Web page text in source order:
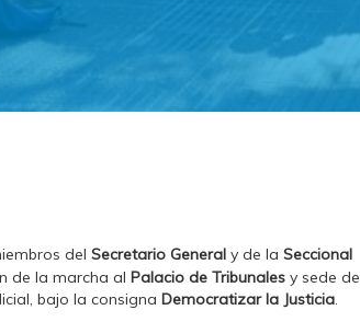
del Secretario General y de la Seccional
de la marcha al Palacio de Tribunales y sede de
bajo la consigna Democratizar la Justicia.